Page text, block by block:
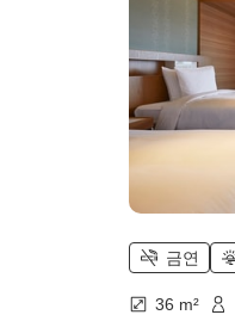
금연
36 m²